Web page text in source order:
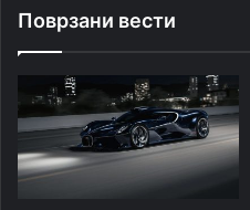
Поврзани вести